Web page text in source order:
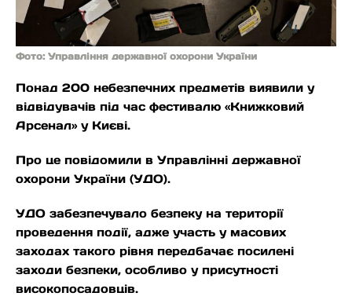
Фото: Управління державної охорони України
Понад 200 небезпечних предметів виявили у
відвідувачів під час фестивалю «Книжковий
Арсенал» у Києві.
Про це повідомили в Управлінні державної
охорони України (УДО).
УДО забезпечувало безпеку на території
проведення події, адже участь у масових
заходах такого рівня передбачає посилені
заходи безпеки, особливо у присутності
високопосадовців.